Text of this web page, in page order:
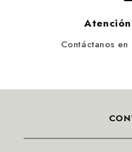
Contáctanos en